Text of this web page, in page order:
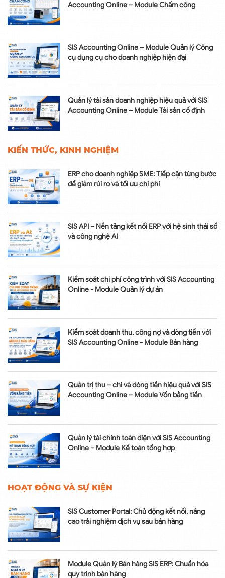
Accounting Online – Module Chấm công
SIS Accounting Online – Module Quản lý Công
cụ dụng cụ cho doanh nghiệp hiện đại
Quản lý tài sản doanh nghiệp hiệu quả với SIS
Accounting Online – Module Tài sản cố định
KIẾN THỨC, KINH NGHIỆM
ERP cho doanh nghiệp SME: Tiếp cận từng bước
để giảm rủi ro và tối ưu chi phí
SIS API – Nền tảng kết nối ERP với hệ sinh thái số
và công nghệ AI
Kiểm soát chi phí công trình với SIS Accounting
Online - Module Quản lý dự án
Kiểm soát doanh thu, công nợ và dòng tiền với
SIS Accounting Online - Module Bán hàng
Quản trị thu – chi và dòng tiền hiệu quả với SIS
Accounting Online – Module Vốn bằng tiền
Quản lý tài chính toàn diện với SIS Accounting
Online – Module Kế toán tổng hợp
HOẠT ĐỘNG VÀ SỰ KIỆN
SIS Customer Portal: Chủ động kết nối, nâng
cao trải nghiệm dịch vụ sau bán hàng
Module Quản lý Bán hàng SIS ERP: Chuẩn hóa
quy trình bán hàng